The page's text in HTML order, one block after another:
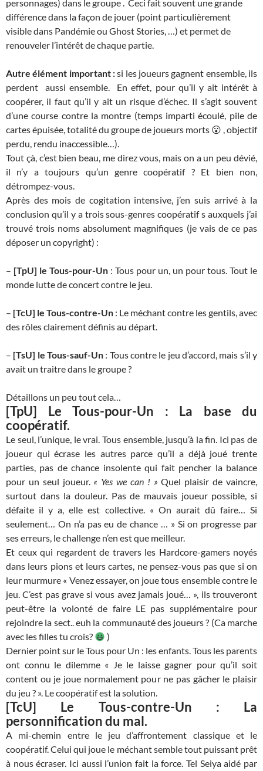
personnages) dans le groupe . Ceci fait souvent une grande
différence dans la façon de jouer (point particulièrement
visible dans Pandémie ou Ghost Stories, …) et permet de
renouveler l’intérêt de chaque partie.
Autre élément important :si les joueurs gagnent ensemble, ils
perdent aussi ensemble. En effet, pour qu’il y ait intérêt à
coopérer, il faut qu’il y ait un risque d’échec. Il s’agit souvent
d’une course contre la montre (temps imparti écoulé, pile de
cartes épuisée, totalité du groupe de joueurs morts 😮 , objectif
perdu, rendu inaccessible…).
Tout çà, c’est bien beau, me direz vous, mais on a un peu dévié,
il n’y a toujours qu’un genre coopératif ? Et bien non,
détrompez-vous.
Après des mois de cogitation intensive, j’en suis arrivé à la
conclusion qu’il y a trois sous-genres coopératif s auxquels j’ai
trouvé trois noms absolument magnifiques (je vais de ce pas
déposer un copyright) :
– [TpU] le Tous-pour-Un : Tous pour un, un pour tous. Tout le
monde lutte de concert contre le jeu.
– [TcU] le Tous-contre-Un : Le méchant contre les gentils, avec
des rôles clairement définis au départ.
– [TsU] le Tous-sauf-Un : Tous contre le jeu d’accord, mais s’il y
avait un traitre dans le groupe ?
Détaillons un peu tout cela…
[TpU] Le Tous-pour-Un : La base du
coopératif.
Le seul, l’unique, le vrai. Tous ensemble, jusqu’à la fin. Ici pas de
joueur qui écrase les autres parce qu’il a déjà joué trente
parties, pas de chance insolente qui fait pencher la balance
pour un seul joueur. « Yes we can ! » Quel plaisir de vaincre,
surtout dans la douleur. Pas de mauvais joueur possible, si
défaite il y a, elle est collective. « On aurait dû faire… Si
seulement… On n’a pas eu de chance … » Si on progresse par
ses erreurs, le challenge n’en est que meilleur.
Et ceux qui regardent de travers les Hardcore-gamers noyés
dans leurs pions et leurs cartes, ne pensez-vous pas que si on
leur murmure « Venez essayer, on joue tous ensemble contre le
jeu. C’est pas grave si vous avez jamais joué… », ils trouveront
peut-être la volonté de faire LE pas supplémentaire pour
rejoindre la sect.. euh la communauté des joueurs ? (Ca marche
avec les filles tu crois?
)
Dernier point sur le Tous pour Un : les enfants. Tous les parents
ont connu le dilemme « Je le laisse gagner pour qu’il soit
content ou je joue normalement pour ne pas gâcher le plaisir
du jeu ? ». Le coopératif est la solution.
[TcU] Le Tous-contre-Un : La
personnification du mal.
A mi-chemin entre le jeu d’affrontement classique et le
coopératif. Celui qui joue le méchant semble tout puissant prêt
à nous écraser. Ici aussi l’union fait la force. Tel Seiya aidé par